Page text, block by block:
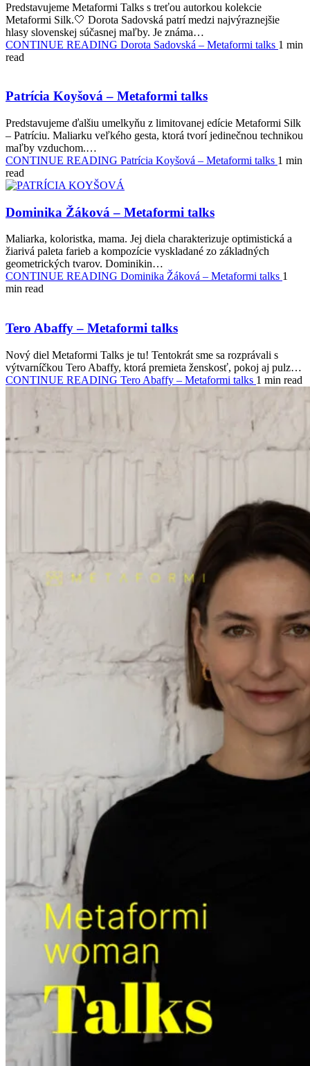
Predstavujeme Metaformi Talks s treťou autorkou kolekcie
Metaformi Silk.🤍 Dorota Sadovská patrí medzi najvýraznejšie
hlasy slovenskej súčasnej maľby. Je známa…
CONTINUE READING Dorota Sadovská – Metaformi talks 1 min
read
Patrícia Koyšová – Metaformi talks
Predstavujeme ďalšiu umelkyňu z limitovanej edície Metaformi Silk
– Patríciu. Maliarku veľkého gesta, ktorá tvorí jedinečnou technikou
maľby vzduchom.…
CONTINUE READING Patrícia Koyšová – Metaformi talks 1 min
read
Dominika Žáková – Metaformi talks
Maliarka, koloristka, mama. Jej diela charakterizuje optimistická a
žiarivá paleta farieb a kompozície vyskladané zo základných
geometrických tvarov. Dominikin…
CONTINUE READING Dominika Žáková – Metaformi talks 1
min read
Tero Abaffy – Metaformi talks
Nový diel Metaformi Talks je tu! Tentokrát sme sa rozprávali s
výtvarníčkou Tero Abaffy, ktorá premieta ženskosť, pokoj aj pulz…
CONTINUE READING Tero Abaffy – Metaformi talks 1 min read